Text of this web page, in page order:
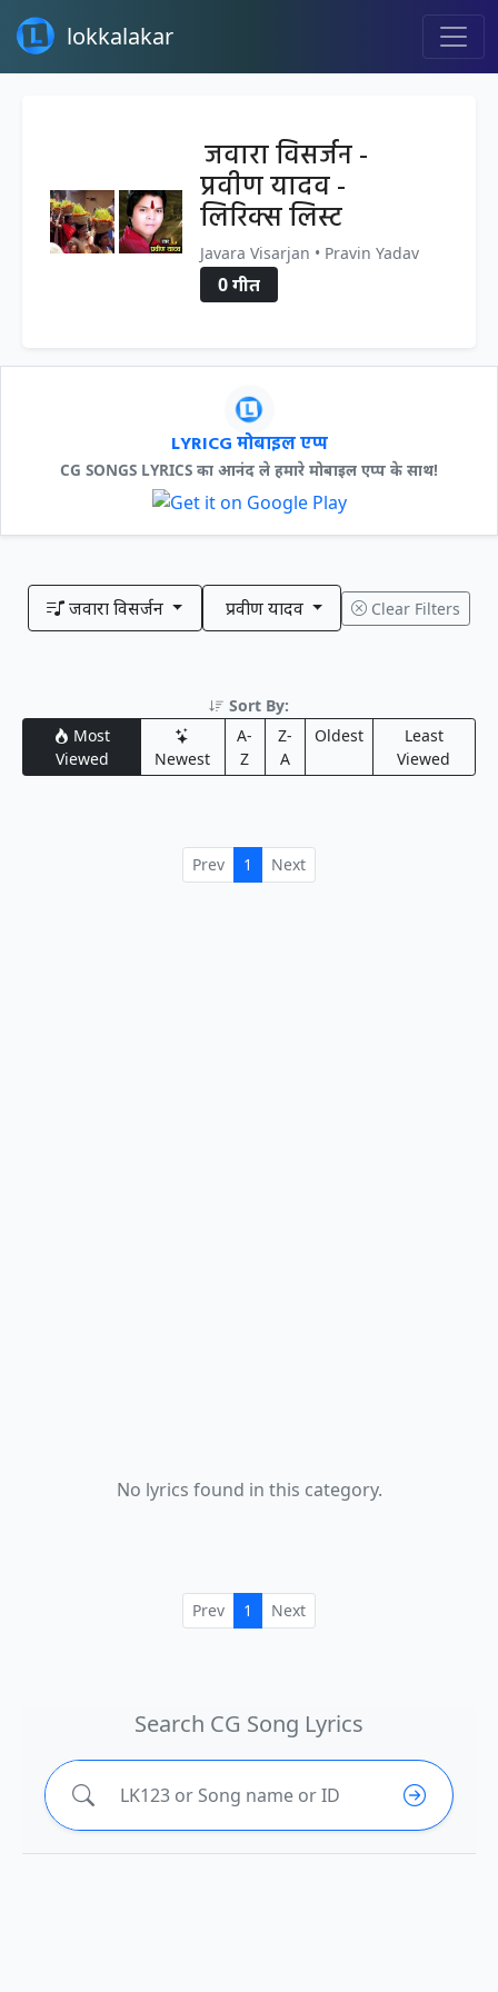
lokkalakar
जवारा विसर्जन -
प्रवीण यादव -
लिरिक्स लिस्ट
Javara Visarjan • Pravin Yadav
0 गीत
LYRICG मोबाइल एप्प
CG SONGS LYRICS का आनंद ले हमारे मोबाइल एप्प के साथ!
जवारा विसर्जन प्रवीण यादव Clear Filters
Sort By:
Most
Viewed
Newest
A-
Z
Z-
A
Oldest
Least
Viewed
Prev 1 Next
No lyrics found in this category.
Prev 1 Next
Search CG Song Lyrics